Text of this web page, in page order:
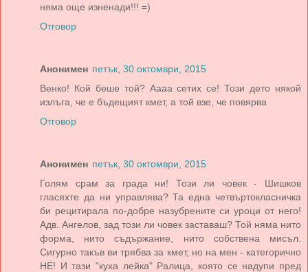
няма още изненади!!! =)
Отговор
Анонимен петък, 30 октомври, 2015
Венко! Кой беше той? Аааа сетих се! Този дето някой
излъга, че е бъдещият кмет, а той взе, че повярва
Отговор
Анонимен петък, 30 октомври, 2015
Голям срам за града ни! Този ли човек - Шишков
гласяхте да ни управлява? Та една четвъртокласничка
би рецитирала по-добре назубрените си уроци от него!
Адв. Ангелов, зад този ли човек заставаш? Той няма нито
форма, нито съдържание, нито собствена мисъл.
Сигурно такъв ви трябва за кмет, но на мен - категорично
НЕ! И тази "куха лейка" Ралица, която се надупи пред